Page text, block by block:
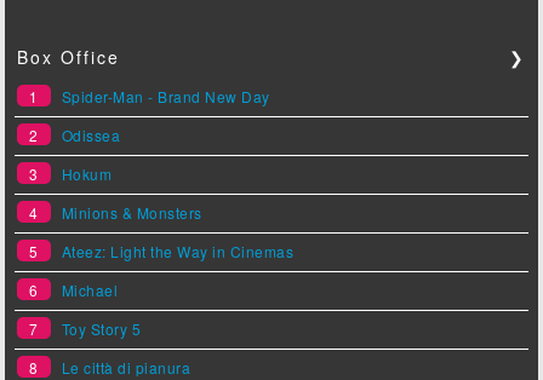
Box Office ❯
1
Spider-Man - Brand New Day
2
Odissea
3
Hokum
4
Minions & Monsters
5
Ateez: Light the Way in Cinemas
6
Michael
7
Toy Story 5
8
Le città di pianura